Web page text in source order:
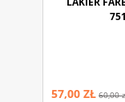
57,00 ZŁ 60,00